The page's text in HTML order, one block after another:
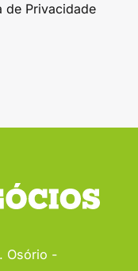
de Privacidade
Osório -